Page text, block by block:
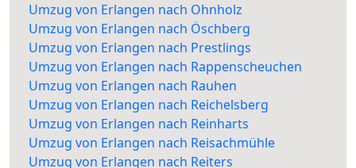
Umzug von Erlangen nach Ohnholz
Umzug von Erlangen nach Öschberg
Umzug von Erlangen nach Prestlings
Umzug von Erlangen nach Rappenscheuchen
Umzug von Erlangen nach Rauhen
Umzug von Erlangen nach Reichelsberg
Umzug von Erlangen nach Reinharts
Umzug von Erlangen nach Reisachmühle
Umzug von Erlangen nach Reiters